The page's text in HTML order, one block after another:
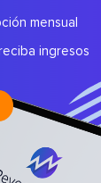
mensual
ingresos